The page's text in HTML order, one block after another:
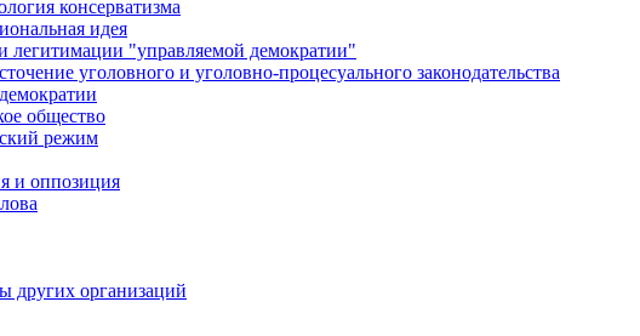
консерватизма
идея
легитимации "управляемой демократии"
уголовного и уголовно-процесуального законодательства
общество
режим
и оппозиция
других организаций